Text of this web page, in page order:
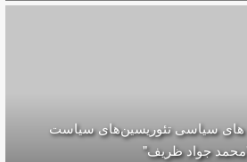
سیاسی تئوریسین‌های سیاست